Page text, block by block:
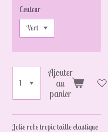
Couleur
Ajouter
au
panier
Jolie robe tropic taille élastique